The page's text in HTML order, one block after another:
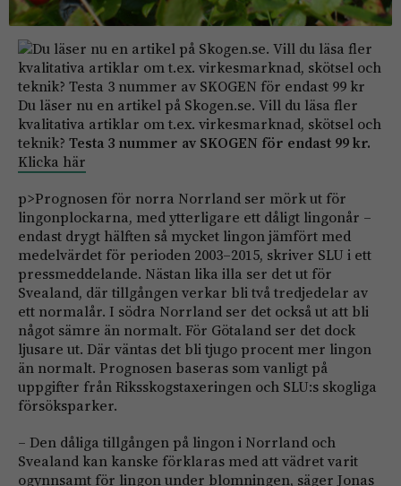
Du läser nu en artikel på Skogen.se. Vill du läsa fler
kvalitativa artiklar om t.ex. virkesmarknad, skötsel och
teknik? Testa 3 nummer av SKOGEN för endast 99 kr.
Klicka här
p>Prognosen för norra Norrland ser mörk ut för
lingonplockarna, med ytterligare ett dåligt lingonår –
endast drygt hälften så mycket lingon jämfört med
medelvärdet för perioden 2003–2015, skriver SLU i ett
pressmeddelande. Nästan lika illa ser det ut för
Svealand, där tillgången verkar bli två tredjedelar av
ett normalår. I södra Norrland ser det också ut att bli
något sämre än normalt. För Götaland ser det dock
ljusare ut. Där väntas det bli tjugo procent mer lingon
än normalt. Prognosen baseras som vanligt på
uppgifter från Riksskogstaxeringen och SLU:s skogliga
försöksparker.
– Den dåliga tillgången på lingon i Norrland och
Svealand kan kanske förklaras med att vädret varit
ogynnsamt för lingon under blomningen, säger Jonas